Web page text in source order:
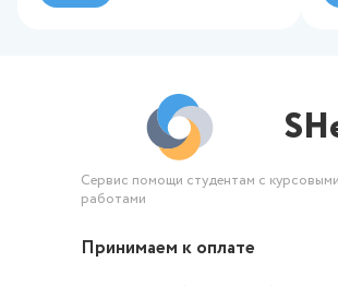
Сервис помощи студентам с
работами
Принимаем к оплате